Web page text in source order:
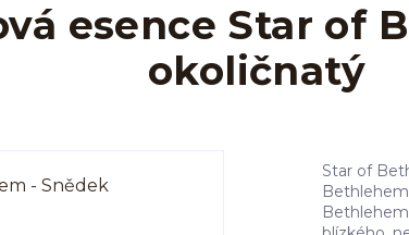
esence Star of
okoličnatý
Star of